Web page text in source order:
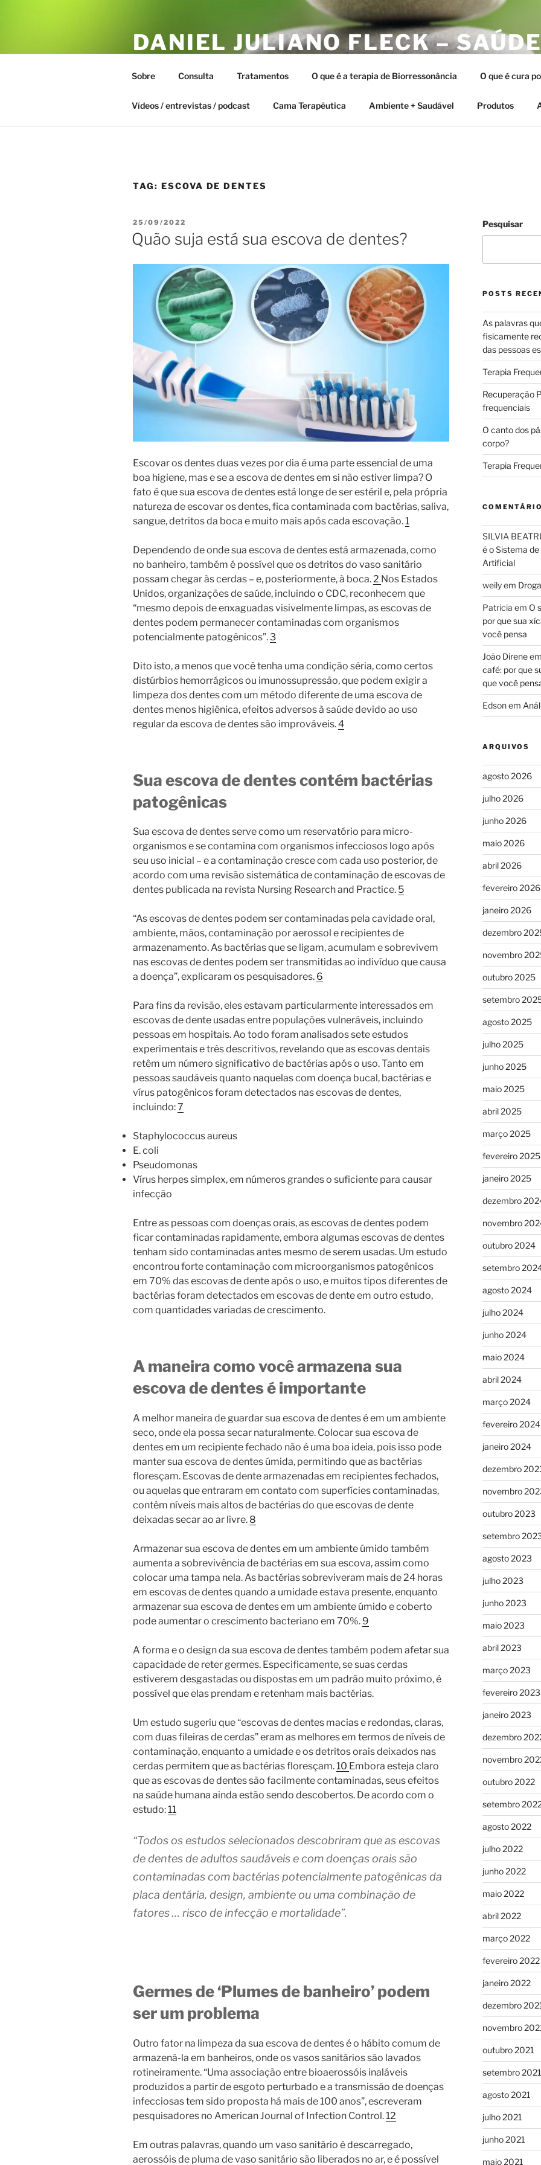
DANIEL JULIANO FLECK –
ESTAR – TERAPIAS
Sobre Consulta Tratamentos O que é a terapia de Biorressonância O que é cura
Vídeos / entrevistas / podcast Cama Terapêutica Ambiente + Saudável Produtos
TAG: ESCOVA DE DENTES
PUBLICADO
EM
25/09/2022
Quão suja está sua escova de dentes?
Escovar os dentes duas vezes por dia é uma parte essencial de uma
boa higiene, mas e se a escova de dentes em si não estiver limpa? O
fato é que sua escova de dentes está longe de ser estéril e, pela própria
natureza de escovar os dentes, fica contaminada com bactérias, saliva,
sangue, detritos da boca e muito mais após cada escovação.1
Dependendo de onde sua escova de dentes está armazenada, como
no banheiro, também é possível que os detritos do vaso sanitário
possam chegar às cerdas – e, posteriormente, à boca.2 Nos Estados
Unidos, organizações de saúde, incluindo o CDC, reconhecem que
“mesmo depois de enxaguadas visivelmente limpas, as escovas de
dentes podem permanecer contaminadas com organismos
potencialmente patogênicos”.3
Dito isto, a menos que você tenha uma condição séria, como certos
distúrbios hemorrágicos ou imunossupressão, que podem exigir a
limpeza dos dentes com um método diferente de uma escova de
dentes menos higiênica, efeitos adversos à saúde devido ao uso
regular da escova de dentes são improváveis.4
Sua escova de dentes contém bactérias
patogênicas
Sua escova de dentes serve como um reservatório para micro-
organismos e se contamina com organismos infecciosos logo após
seu uso inicial – e a contaminação cresce com cada uso posterior, de
acordo com uma revisão sistemática de contaminação de escovas de
dentes publicada na revista Nursing Research and Practice. 5
“As escovas de dentes podem ser contaminadas pela cavidade oral,
ambiente, mãos, contaminação por aerossol e recipientes de
armazenamento. As bactérias que se ligam, acumulam e sobrevivem
nas escovas de dentes podem ser transmitidas ao indivíduo que causa
a doença”, explicaram os pesquisadores. 6
Para fins da revisão, eles estavam particularmente interessados ​​em
escovas de dente usadas entre populações vulneráveis, incluindo
pessoas em hospitais. Ao todo foram analisados ​​sete estudos
experimentais e três descritivos, revelando que as escovas dentais
retêm um número significativo de bactérias após o uso. Tanto em
pessoas saudáveis ​​quanto naquelas com doença bucal, bactérias e
vírus patogênicos foram detectados nas escovas de dentes,
incluindo:7
Staphylococcus aureus
E. coli
Pseudomonas
Vírus herpes simplex, em números grandes o suficiente para causar
infecção
Entre as pessoas com doenças orais, as escovas de dentes podem
ficar contaminadas rapidamente, embora algumas escovas de dentes
tenham sido contaminadas antes mesmo de serem usadas. Um estudo
encontrou forte contaminação com microorganismos patogênicos
em 70% das escovas de dente após o uso, e muitos tipos diferentes de
bactérias foram detectados em escovas de dente em outro estudo,
com quantidades variadas de crescimento.
A maneira como você armazena sua
escova de dentes é importante
A melhor maneira de guardar sua escova de dentes é em um ambiente
seco, onde ela possa secar naturalmente. Colocar sua escova de
dentes em um recipiente fechado não é uma boa ideia, pois isso pode
manter sua escova de dentes úmida, permitindo que as bactérias
floresçam. Escovas de dente armazenadas em recipientes fechados,
ou aquelas que entraram em contato com superfícies contaminadas,
contêm níveis mais altos de bactérias do que escovas de dente
deixadas secar ao ar livre. 8
Armazenar sua escova de dentes em um ambiente úmido também
aumenta a sobrevivência de bactérias em sua escova, assim como
colocar uma tampa nela. As bactérias sobreviveram mais de 24 horas
em escovas de dentes quando a umidade estava presente, enquanto
armazenar sua escova de dentes em um ambiente úmido e coberto
pode aumentar o crescimento bacteriano em 70%. 9
A forma e o design da sua escova de dentes também podem afetar sua
capacidade de reter germes. Especificamente, se suas cerdas
estiverem desgastadas ou dispostas em um padrão muito próximo, é
possível que elas prendam e retenham mais bactérias.
Um estudo sugeriu que “escovas de dentes macias e redondas, claras,
com duas fileiras de cerdas” eram as melhores em termos de níveis de
contaminação, enquanto a umidade e os detritos orais deixados nas
cerdas permitem que as bactérias floresçam.10 Embora esteja claro
que as escovas de dentes são facilmente contaminadas, seus efeitos
na saúde humana ainda estão sendo descobertos. De acordo com o
estudo:11
“Todos os estudos selecionados descobriram que as escovas
de dentes de adultos saudáveis ​​e com doenças orais são
contaminadas com bactérias potencialmente patogênicas da
placa dentária, design, ambiente ou uma combinação de
fatores … risco de infecção e mortalidade”.
Germes de ‘Plumes de banheiro’ podem
ser um problema
Outro fator na limpeza da sua escova de dentes é o hábito comum de
armazená-la em banheiros, onde os vasos sanitários são lavados
rotineiramente. “Uma associação entre bioaerossóis inaláveis ​​
produzidos a partir de esgoto perturbado e a transmissão de doenças
infecciosas tem sido proposta há mais de 100 anos”, escreveram
pesquisadores no American Journal of Infection Control.12
Em outras palavras, quando um vaso sanitário é descarregado,
aerossóis de pluma de vaso sanitário são liberados no ar, e é possível
Pesquisar
POSTS
As palavras
fisicamente
das pessoas
Terapia
Recuperação
frequenciais
O canto dos
corpo?
Terapia
SILVIA
é o Sistema
Artificial
weilyem
Patricia em O
por que sua
você pensa
João Direneem
café: por que
que você
Edsonem
ARQUIVOS
agosto 2026
julho 2026
junho 2026
maio 2026
abril 2026
fevereiro 2026
janeiro 2026
dezembro
novembro
outubro 2025
setembro
agosto 2025
julho 2025
junho 2025
maio 2025
abril 2025
março 2025
fevereiro 2025
janeiro 2025
dezembro
novembro
outubro 2024
setembro
agosto 2024
julho 2024
junho 2024
maio 2024
abril 2024
março 2024
fevereiro 2024
janeiro 2024
dezembro
novembro
outubro 2023
setembro
agosto 2023
julho 2023
junho 2023
maio 2023
abril 2023
março 2023
fevereiro 2023
janeiro 2023
dezembro
novembro
outubro 2022
setembro
agosto 2022
julho 2022
junho 2022
maio 2022
abril 2022
março 2022
fevereiro 2022
janeiro 2022
dezembro
novembro
outubro 2021
setembro 2021
agosto 2021
julho 2021
junho 2021
maio 2021